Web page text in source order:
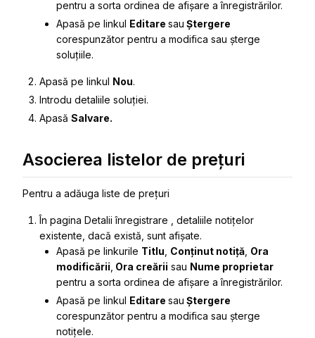
pentru a sorta ordinea de afișare a înregistrărilor.
Apasă pe linkul Editare sau Ștergere
corespunzător pentru a modifica sau șterge
soluțiile.
Apasă pe linkul Nou.
Introdu detaliile soluției.
Apasă Salvare.
Asocierea listelor de prețuri
Pentru a adăuga liste de prețuri
În pagina Detalii înregistrare
, detaliile notițelor
existente, dacă există, sunt afișate.
Apasă pe linkurile Titlu Conținut notiță Ora
modificării Ora creării sau Nume proprietar
pentru a sorta ordinea de afișare a înregistrărilor.
Apasă pe linkul Editare sau Ștergere
corespunzător pentru a modifica sau șterge
notițele.